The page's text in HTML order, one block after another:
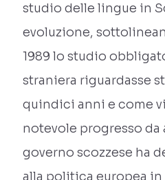
studio delle lingue in
evoluzione,
1989 lo studio
straniera riguardasse
quindici anni e come
notevole progresso da
governo scozzese ha
alla politica europea